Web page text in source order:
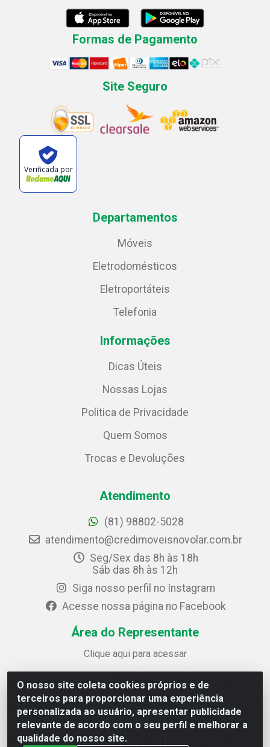
O nosso site coleta cookies próprios e de
terceiros para proporcionar uma experiência
personalizada ao usuário, apresentar publicidade
relevante de acordo com o seu perfil e melhorar a
qualidade do nosso site.
Formas de Pagamento
Site Seguro
Verificada por
Departamentos
Móveis
Eletrodomésticos
Eletroportáteis
Telefonia
Informações
Dicas Úteis
Nossas Lojas
Política de Privacidade
Quem Somos
Trocas e Devoluções
Atendimento
(81) 98802-5028
atendimento@credimoveisnovolar.com.br
Seg/Sex das 8h às 18h
Sáb das 8h às 12h
Siga nosso perfil no Instagram
Acesse nossa página no Facebook
Área do Representante
Clique aqui para acessar
Credimóveis Novolar Ltda
Rua José Alves Bezerra, 430 - Prazeres - Jaboatão dos
Guararapes / PE - CEP 54.325-610
CNPJ: 09.930.165/0013-70